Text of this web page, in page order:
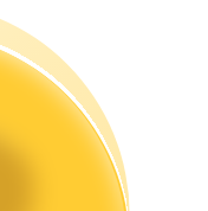
dagligen